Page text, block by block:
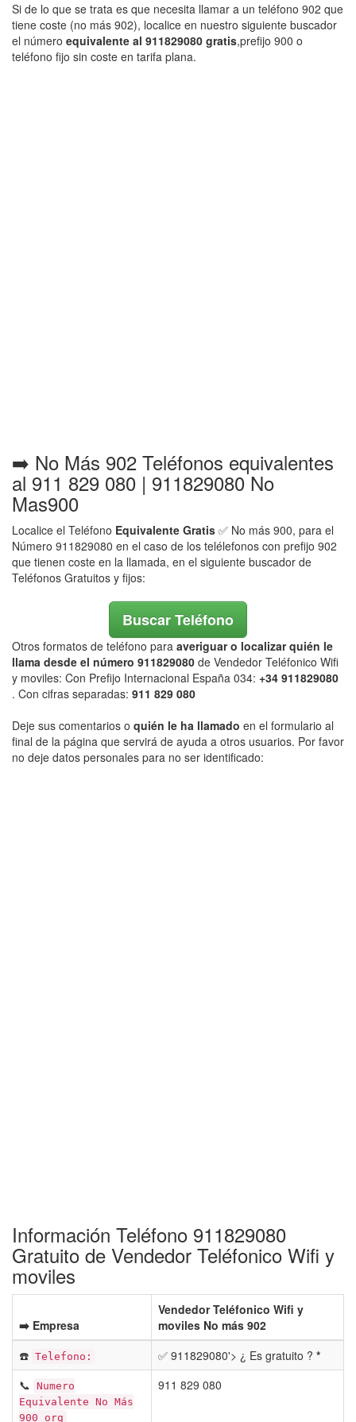
Si de lo que se trata es que necesita llamar a un teléfono 902 que
tiene coste (no más 902), localice en nuestro siguiente buscador
el número equivalente al 911829080 gratis,prefijo 900 o
teléfono fijo sin coste en tarifa plana.
➡️ No Más 902 Teléfonos equivalentes
al 911 829 080 | 911829080 No
Mas900
Localice el Teléfono Equivalente Gratis ✅ No más 900, para el
Número 911829080 en el caso de los telélefonos con prefijo 902
que tienen coste en la llamada, en el siguiente buscador de
Teléfonos Gratuitos y fijos:
Buscar Teléfono
Otros formatos de teléfono para averiguar o localizar quién le
llama desde el número 911829080 de Vendedor Teléfonico Wifi
y moviles: Con Prefijo Internacional España 034: +34 911829080
. Con cifras separadas: 911 829 080
Deje sus comentarios o quién le ha llamado en el formulario al
final de la página que servirá de ayuda a otros usuarios. Por favor
no deje datos personales para no ser identificado:
Información Teléfono 911829080
Gratuito de Vendedor Teléfonico Wifi y
moviles
➡️ Empresa
Vendedor Teléfonico Wifi y
moviles No más 902
☎️ Telefono: ✅ 911829080'> ¿ Es gratuito ? *
📞 Numero
Equivalente No Más
900 org
911 829 080